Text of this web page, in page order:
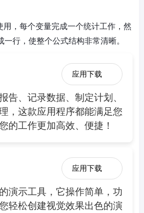
用，每个变量完成一个统计工作，然
行，使整个公式结构非常清晰。
应用下载
告、记录数据、制定计划、
，这款应用程序都能满足您
的工作更加高效、便捷！
应用下载
演示工具，它操作简单，功
轻松创建视觉效果出色的演